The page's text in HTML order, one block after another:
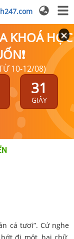
KHOÁ HỌC
10-12/08)
31
GIÂY
cá tươi”. Cứ nghe